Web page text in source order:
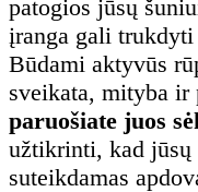
patogios jūsų
įranga gali
Būdami aktyvūs
sveikata, mityba
paruošiate juos
užtikrinti, kad jūsų
suteikdamas